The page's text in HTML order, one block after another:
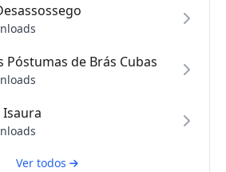
Póstumas de Brás Cubas
Isaura
Ver todos